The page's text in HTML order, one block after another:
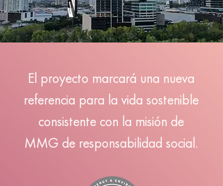
El proyecto marcará una nueva
referencia para la vida sostenible
consistente con la misión de
MMG de responsabilidad social.